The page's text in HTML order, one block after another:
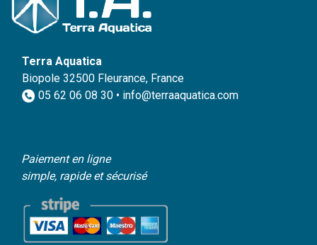
Terra Aquatica
Biopole 32500 Fleurance, France
05 62 06 08 30 • info@terraaquatica.com
Paiement en ligne
simple, rapide et sécurisé